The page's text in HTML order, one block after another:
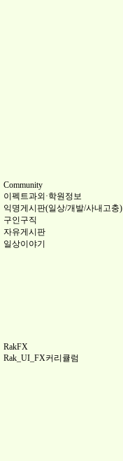
Community
이펙트과외·학원정보
익명게시판(일상/개발/사내고충)
구인구직
자유게시판
일상이야기
RakFX
Rak_UI_FX커리큘럼